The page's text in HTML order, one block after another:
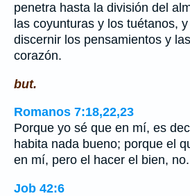
penetra hasta la división del
las coyunturas y los tuétanos, y
discernir los pensamientos y
corazón.
but.
Romanos 7:18,22,23
Porque yo sé que en mí, es
habita nada bueno; porque el
en mí, pero el hacer el bien,
Job 42:6